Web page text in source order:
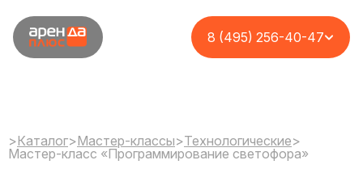
8 (495) 256-40-47
>Каталог>Мастер-классы>Технологические>
Мастер-класс «Программирование светофора»